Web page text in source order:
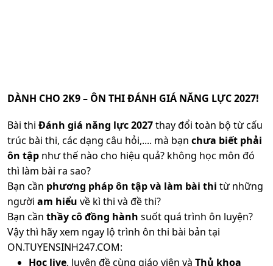
DÀNH CHO 2K9 – ÔN THI ĐÁNH GIÁ NĂNG LỰC 2027!
Bài thi Đánh giá năng lực 2027thay đổi toàn bộ từ cấu
trúc bài thi, các dạng câu hỏi,.... mà bạn chưa biết phải
ôn tập như thế nào cho hiệu quả? không học môn đó
thì làm bài ra sao?
Bạn cần phương pháp ôn tập và làm bài thi từ những
người am hiểu về kì thi và đề thi?
Bạn cần thầy cô đồng hành suốt quá trình ôn luyện?
Vậy thì hãy xem ngay lộ trình ôn thi bài bản tại
ON.TUYENSINH247.COM:
Học live, luyện đề cùng giáo viên và Thủ khoa